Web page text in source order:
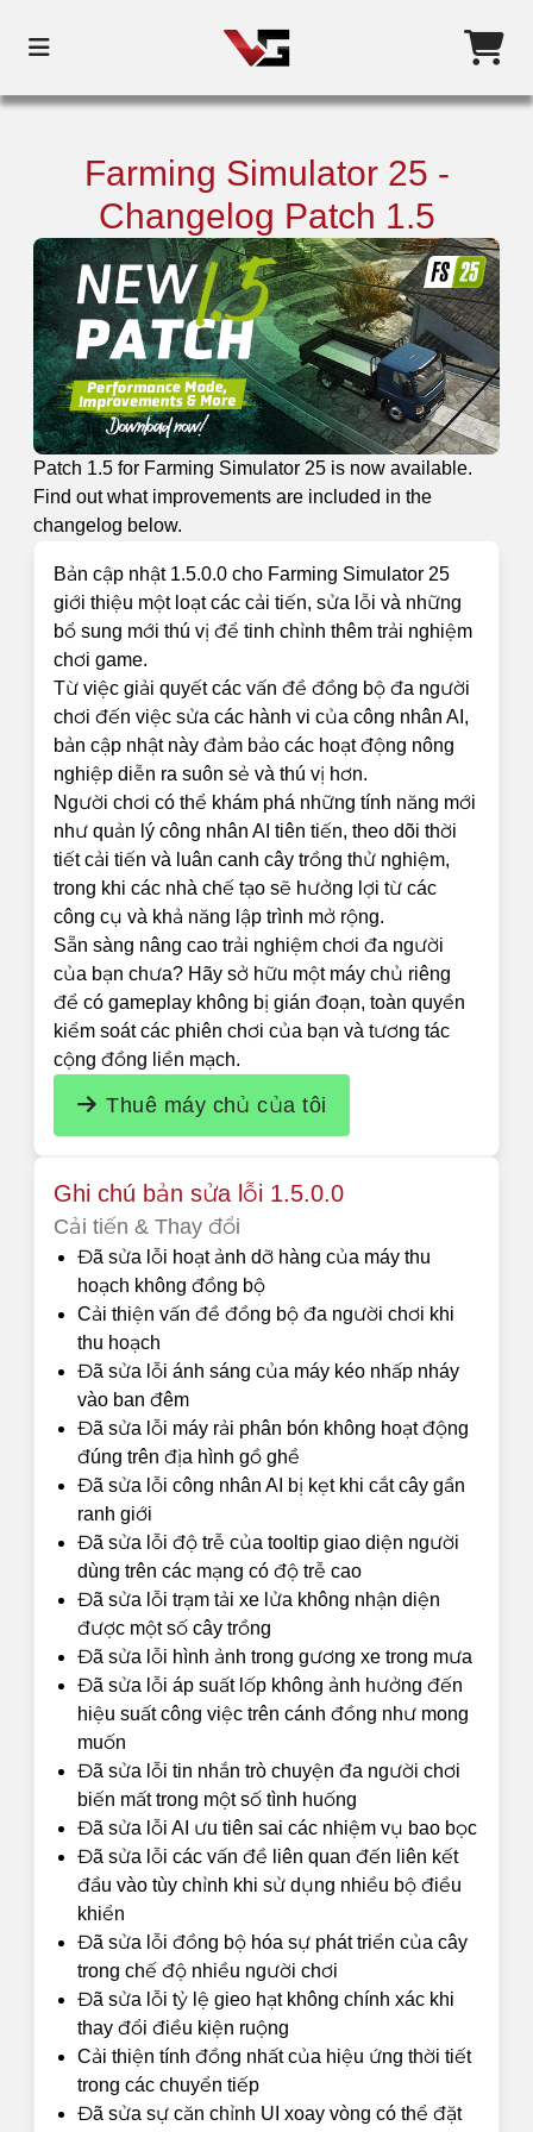
Farming Simulator 25 -
Changelog Patch 1.5
Patch 1.5 for Farming Simulator 25 is now available.
Find out what improvements are included in the
changelog below.
Bản cập nhật 1.5.0.0 cho Farming Simulator 25
giới thiệu một loạt các cải tiến, sửa lỗi và những
bổ sung mới thú vị để tinh chỉnh thêm trải nghiệm
chơi game.
Từ việc giải quyết các vấn đề đồng bộ đa người
chơi đến việc sửa các hành vi của công nhân AI,
bản cập nhật này đảm bảo các hoạt động nông
nghiệp diễn ra suôn sẻ và thú vị hơn.
Người chơi có thể khám phá những tính năng mới
như quản lý công nhân AI tiên tiến, theo dõi thời
tiết cải tiến và luân canh cây trồng thử nghiệm,
trong khi các nhà chế tạo sẽ hưởng lợi từ các
công cụ và khả năng lập trình mở rộng.
Sẵn sàng nâng cao trải nghiệm chơi đa người
của bạn chưa? Hãy sở hữu một máy chủ riêng
để có gameplay không bị gián đoạn, toàn quyền
kiểm soát các phiên chơi của bạn và tương tác
cộng đồng liền mạch.
Thuê máy chủ của tôi
Ghi chú bản sửa lỗi 1.5.0.0
Cải tiến & Thay đổi
Đã sửa lỗi hoạt ảnh dỡ hàng của máy thu
hoạch không đồng bộ
Cải thiện vấn đề đồng bộ đa người chơi khi
thu hoạch
Đã sửa lỗi ánh sáng của máy kéo nhấp nháy
vào ban đêm
Đã sửa lỗi máy rải phân bón không hoạt động
đúng trên địa hình gồ ghề
Đã sửa lỗi công nhân AI bị kẹt khi cắt cây gần
ranh giới
Đã sửa lỗi độ trễ của tooltip giao diện người
dùng trên các mạng có độ trễ cao
Đã sửa lỗi trạm tải xe lửa không nhận diện
được một số cây trồng
Đã sửa lỗi hình ảnh trong gương xe trong mưa
Đã sửa lỗi áp suất lốp không ảnh hưởng đến
hiệu suất công việc trên cánh đồng như mong
muốn
Đã sửa lỗi tin nhắn trò chuyện đa người chơi
biến mất trong một số tình huống
Đã sửa lỗi AI ưu tiên sai các nhiệm vụ bao bọc
Đã sửa lỗi các vấn đề liên quan đến liên kết
đầu vào tùy chỉnh khi sử dụng nhiều bộ điều
khiển
Đã sửa lỗi đồng bộ hóa sự phát triển của cây
trong chế độ nhiều người chơi
Đã sửa lỗi tỷ lệ gieo hạt không chính xác khi
thay đổi điều kiện ruộng
Cải thiện tính đồng nhất của hiệu ứng thời tiết
trong các chuyển tiếp
Đã sửa sự căn chỉnh UI xoay vòng có thể đặt